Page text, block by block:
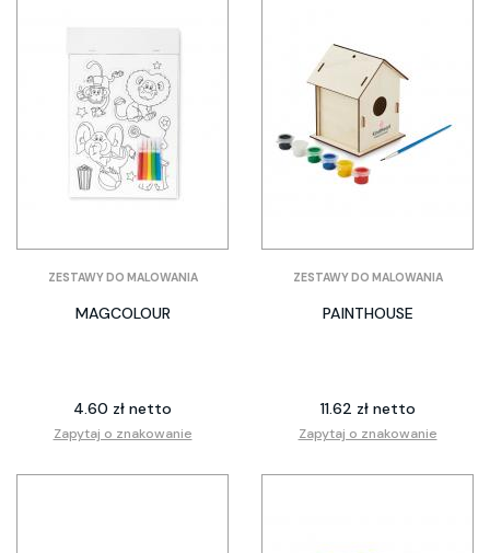
ZESTAWY DO MALOWANIA
MAGCOLOUR
4.60 zł netto
Zapytaj o znakowanie
ZESTAWY DO MALOWANIA
PAINTHOUSE
11.62 zł netto
Zapytaj o znakowanie